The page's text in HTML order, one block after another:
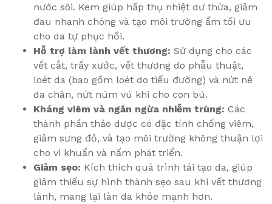
nước sôi. Kem giúp hấp thụ nhiệt dư thừa, giảm
đau nhanh chóng và tạo môi trường ẩm tối ưu
cho da tự phục hồi.
Hỗ trợ làm lành vết thương: Sử dụng cho các
vết cắt, trầy xước, vết thương do phẫu thuật,
loét da (bao gồm loét do tiểu đường) và nứt nẻ
da chân, nứt núm vú khi cho con bú.
Kháng viêm và ngăn ngừa nhiễm trùng: Các
thành phần thảo dược có đặc tính chống viêm,
giảm sưng đỏ, và tạo môi trường không thuận lợi
cho vi khuẩn và nấm phát triển.
Giảm sẹo: Kích thích quá trình tái tạo da, giúp
giảm thiểu sự hình thành sẹo sau khi vết thương
lành, mang lại làn da khỏe mạnh hơn.